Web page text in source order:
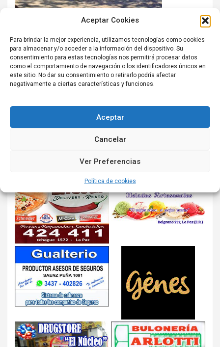
Aceptar Cookies
Para brindar la mejor experiencia, utilizamos tecnologías como cookies
para almacenar y/o acceder a la información del dispositivo. Su
consentimiento para estas tecnologías nos permitirá procesar datos
como el comportamiento de navegación o los identificadores únicos en
este sitio. No dar su consentimiento o retirarlo podría afectar
negativamente a ciertas características y funciones.
Aceptar
Cancelar
Ver Preferencias
Política de cookies